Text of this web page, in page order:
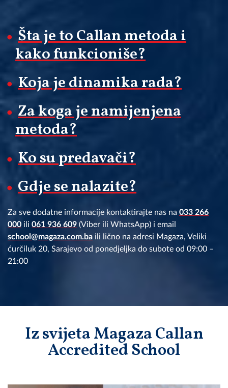
Šta je to Callan metoda i
kako funkcioniše?
Koja je dinamika rada?
Za koga je namijenjena
metoda?
Ko su predavači?
Gdje se nalazite?
Za sve dodatne informacije kontaktirajte nas na 033 266
000 ili 061 936 609 (Viber ili WhatsApp) i email
school@magaza.com.ba ili lično na adresi Magaza, Veliki
ćurčiluk 20, Sarajevo od ponedjeljka do subote od 09:00 –
21:00
Iz svijeta Magaza Callan
Accredited School